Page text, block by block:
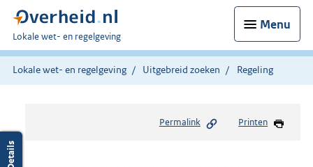
Menu
U
bent
hier:
Lokale wet- en regelgeving
Lokale wet- en regelgeving Uitgebreid zoeken Regeling
Permalink Printen